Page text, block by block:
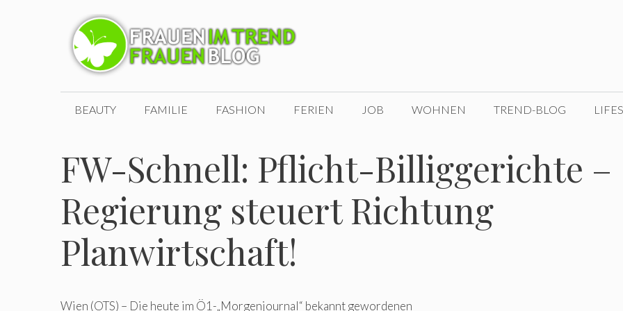
BEAUTY FAMILIE FASHION FERIEN JOB WOHNEN TREND-BLOG
FW-Schnell: Pflicht-Billiggerichte –
Regierung steuert Richtung
Planwirtschaft!
Wien (OTS) – Die heute im Ö1-„Morgenjournal“ bekannt gewordenen